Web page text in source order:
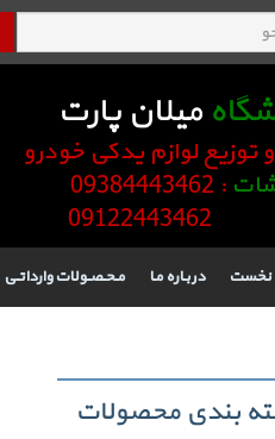
میلان پارت
توزیع لوازم یدکی خودرو
: 09384443462
نخست دربـاره مـا مـحـصـولات وارداتـی
بندی محصولات